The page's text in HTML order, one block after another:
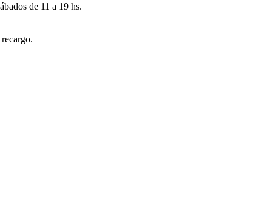
de 11 a 19 hs.